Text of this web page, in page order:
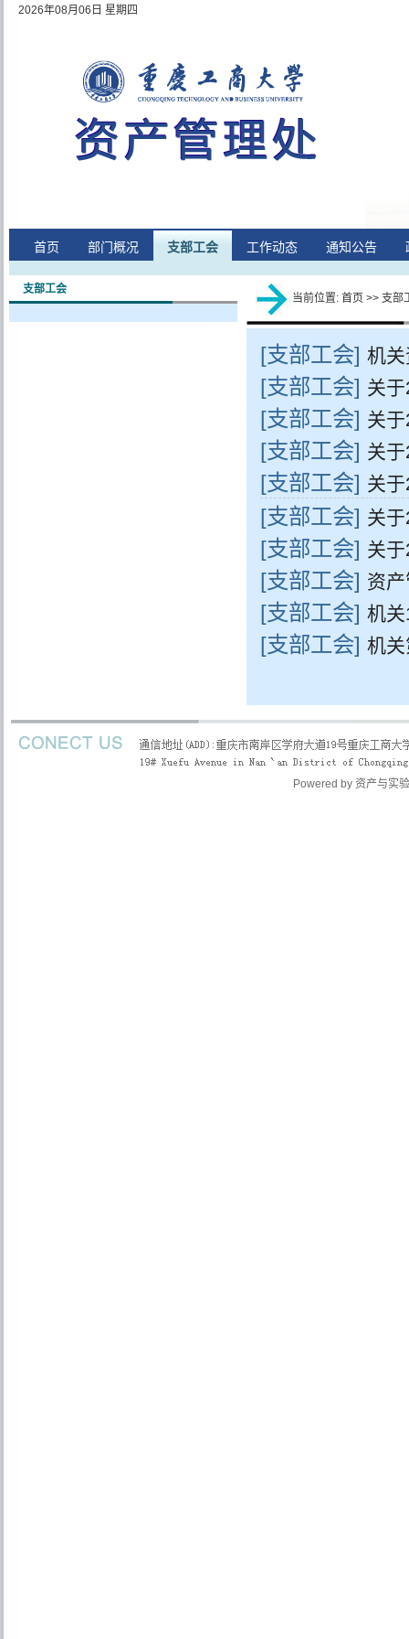
2026年08月06日 星期四
首页 部门概况 支部工会 工作动态 通知公告
当前位置: 首页 >> 支部
[支部工会] 机
牢实干政绩”主
[支部工会] 关
排的通知
[支部工会] 关
排的通知
[支部工会] 关
排的通知
[支部工会] 关
排的通知
[支部工会] 关
排的通知
[支部工会] 关
排的通知
[支部工会] 资
题党日活动
[支部工会] 机
[支部工会] 机关
支部工会
Powered by 资产与实